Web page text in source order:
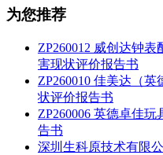
为您推荐
ZP260012 威创达钟
害现状评价报告书
ZP260010 佳美达（
状评价报告书
ZP260006 英德卓佳
告书
深圳生科原技术有限